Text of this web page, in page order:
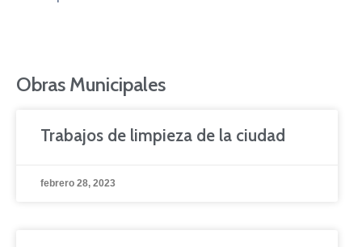
Obras Municipales
Trabajos de limpieza de la ciudad
febrero 28, 2023